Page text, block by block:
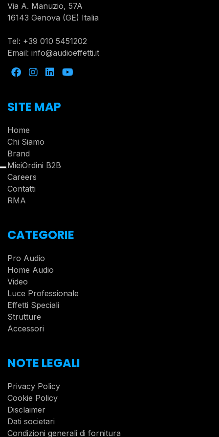
Via A. Manuzio, 57A
16143 Genova (GE) Italia
Tel: +39 010 5451202
Email: info@audioeffetti.it
SITE MAP
Home
Chi Siamo
Brand
MieiOrdini B2B
Careers
Contatti
RMA
CATEGORIE
Pro Audio
Home Audio
Video
Luce Professionale
Effetti Speciali
Strutture
Accessori
NOTE LEGALI
Privacy Policy
Cookie Policy
Disclaimer
Dati societari
Condizioni generali di fornitura